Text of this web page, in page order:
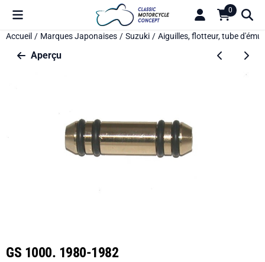
Préférences de cookies disponibles. Choisissez les paramètres
0
Accueil / Marques Japonaises / Suzuki / Aiguilles, flotteur, tube
Aperçu
GS 1000. 1980-1982